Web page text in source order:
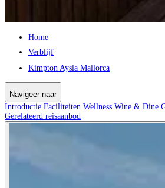
Home
Verblijf
Kimpton Aysla Mallorca
Navigeer naar
Introductie Faciliteiten Wellness Wine & Dine
Gerelateerd reisaanbod